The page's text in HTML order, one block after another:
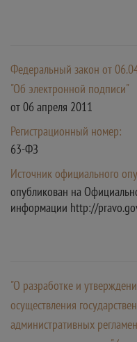
Федеральный закон от
"Об электронной подписи"
от 06 апреля 2011
Регистрационный номер:
63-ФЗ
Источник официального
опубликован на
информации http://
"О разработке и
осуществления
административных